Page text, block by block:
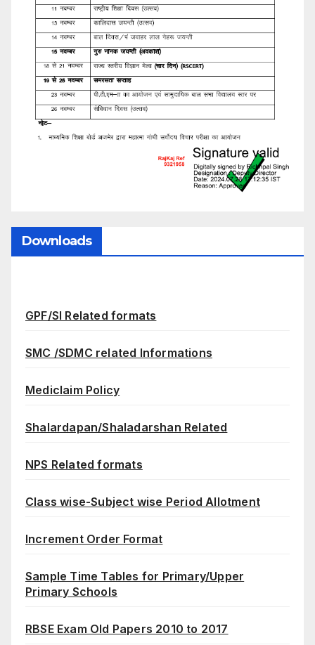
Downloads
GPF/SI Related formats
SMC /SDMC related Informations
Mediclaim Policy
Shalardapan/Shaladarshan Related
NPS Related formats
Class wise-Subject wise Period Allotment
Increment Order Format
Sample Time Tables for Primary/Upper
Primary Schools
RBSE Exam Old Papers 2010 to 2017